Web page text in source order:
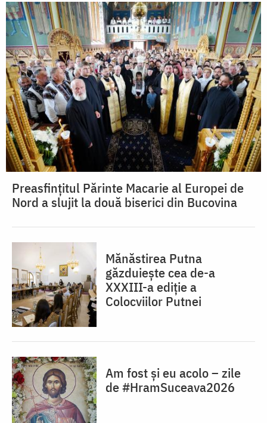
Preasfințitul Părinte Macarie al Europei de
Nord a slujit la două biserici din Bucovina
Mănăstirea Putna
găzduiește cea de-a
XXXIII-a ediție a
Colocviilor Putnei
Am fost și eu acolo – zile
de #HramSuceava2026